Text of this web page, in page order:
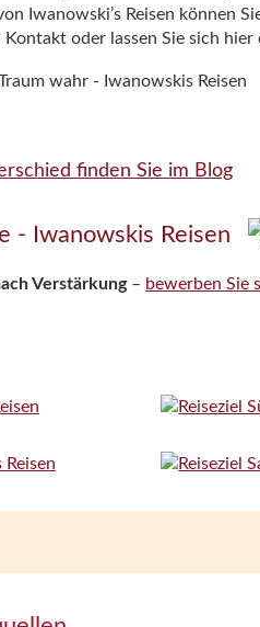
Iwanowski’s Reisen können
oder lassen Sie sich
finden Sie im Blog
Verstärkung– bewerben Sie